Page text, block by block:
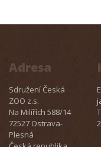
Adresa
Sdružení Česká
ZOO z.s.
Na Milířích 588/14
72527 Ostrava-
Plesná